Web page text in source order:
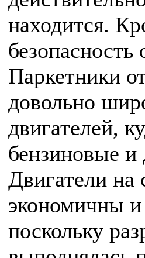
находится.
безопасность
Паркетники
довольно
двигателей,
бензиновые
Двигатели на
экономичны
поскольку